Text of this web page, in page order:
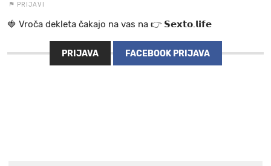
PRIJAVI
🍓 V r o č a d e k l e t a ča k a jo na va s n a 👉 𝗦𝗲𝘅𝘁𝗼.𝗹𝗶𝗳𝗲
PRIJAVA FACEBOOK PRIJAVA